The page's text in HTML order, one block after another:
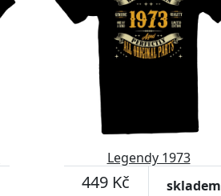
Legendy 1973
449 Kč skladem